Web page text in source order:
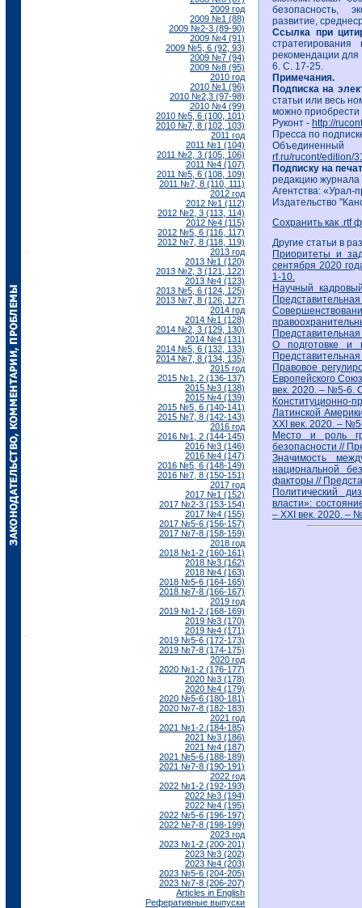
2009 год
2009 №1 (88)
2009 №2-3 (89-90)
2009 №4 (91)
2009 №5, 6 (92, 93)
2009 №7 (94)
2009 №8 (95)
2010 год
2010 №1 (96)
2010 №2,3 (97-98)
2010 №4 (99)
2010 №5, 6 (100, 101)
2010 №7, 8 (102, 103)
2011 год
2011 №1 (104)
2011 №2, 3 (105, 106)
2011 №4 (107)
2011 №5, 6 (108, 109)
2011 №7, 8 (110, 111)
2012 год
2012 №1 (112)
2012 №2, 3 (113, 114)
2012 №4 (115)
2012 №5, 6 (116, 117)
2012 №7, 8 (118, 119)
2013 год
2013 №1 (120)
2013 №2, 3 (121, 122)
2013 №4 (123)
2013 №5, 6 (124, 125)
2013 №7, 8 (126, 127)
2014 год
2014 №1 (128)
2014 №2, 3 (129, 130)
2014 №4 (131)
2014 №5, 6 (132, 133)
2014 №7, 8 (134, 135)
2015 год
2015 №1, 2 (136-137)
2015 №3 (138)
2015 №4 (139)
2015 №5, 6 (140-141)
2015 №7, 8 (142-143)
2016 год
2016 №1, 2 (144-145)
2016 №3 (146)
2016 №4 (147)
2016 №5, 6 (148-149)
2016 №7, 8 (150-151)
2017 год
2017 №1 (152)
2017 №2-3 (153-154)
2017 №4 (155)
2017 №5-6 (156-157)
2017 №7-8 (158-159)
2018 год
2018 №1-2 (160-161)
2018 №3 (162)
2018 №4 (163)
2018 №5-6 (164-165)
2018 №7-8 (166-167)
2019 год
2019 №1-2 (168-169)
2019 №3 (170)
2019 №4 (171)
2019 №5-6 (172-173)
2019 №7-8 (174-175)
2020 год
2020 №1-2 (176-177)
2020 №3 (178)
2020 №4 (179)
2020 №5-6 (180-181)
2020 №7-8 (182-183)
2021 год
2021 №1-2 (184-185)
2021 №3 (186)
2021 №4 (187)
2021 №5-6 (188-189)
2021 №7-8 (190-191)
2022 год
2022 №1-2 (192-193)
2022 №3 (194)
2022 №4 (195)
2022 №5-6 (196-197)
2022 №7-8 (198-199)
2023 год
2023 №1-2 (200-201)
2023 №3 (202)
2023 №4 (203)
2023 №5-6 (204-205)
2023 №7-8 (206-207)
Articles in English
Реферативные выпуски
безопасность,
развитие,
Ссылка при
рекомендации для
6. С. 17-25.
Примечания.
Подписка на
статьи или весь
можно приобрести
Руконт - http://
Пресса по
rf.ru/rucont/edition/
Подписку на
редакцию
Агентства: «Урал-
Издательство
Сохранить как .rtf
Другие статьи в
Приоритеты и
сентября 2020
1-10.
Научный
О подготовке и
Правовое
Европейского
век. 2020. – №5-6.
Конституционно-
Латинской
ХХI век. 2020. –
Место и роль
безопасности //
Значимость
национальной
факторы //
Политический
власти»:
– ХХI век. 2020. –